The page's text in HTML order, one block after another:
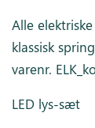
Alle
klassisk
varenr.
LED lys-sæt